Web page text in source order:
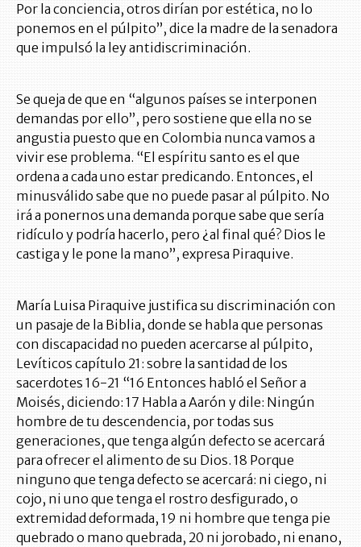
Por la conciencia, otros dirían por estética, no lo
ponemos en el púlpito”, dice la madre de la senadora
que impulsó la ley antidiscriminación.
Se queja de que en “algunos países se interponen
demandas por ello”, pero sostiene que ella no se
angustia puesto que en Colombia nunca vamos a
vivir ese problema. “El espíritu santo es el que
ordena a cada uno estar predicando. Entonces, el
minusválido sabe que no puede pasar al púlpito. No
irá a ponernos una demanda porque sabe que sería
ridículo y podría hacerlo, pero ¿al final qué? Dios le
castiga y le pone la mano”, expresa Piraquive.
María Luisa Piraquive justifica su discriminación con
un pasaje de la Biblia, donde se habla que personas
con discapacidad no pueden acercarse al púlpito,
Levíticos capítulo 21: sobre la santidad de los
sacerdotes 16-21 “16 Entonces habló el Señor a
Moisés, diciendo: 17 Habla a Aarón y dile: Ningún
hombre de tu descendencia, por todas sus
generaciones, que tenga algún defecto se acercará
para ofrecer el alimento de su Dios. 18 Porque
ninguno que tenga defecto se acercará: ni ciego, ni
cojo, ni uno que tenga el rostro desfigurado, o
extremidad deformada, 19 ni hombre que tenga pie
quebrado o mano quebrada, 20 ni jorobado, ni enano,